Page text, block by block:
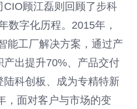
顾江磊则回顾了步科
数字化历程。2015年，
能工厂解决方案，通过产
出提升70%、产品交付
陆科创板、成为专精特新
，面对客户与市场的变